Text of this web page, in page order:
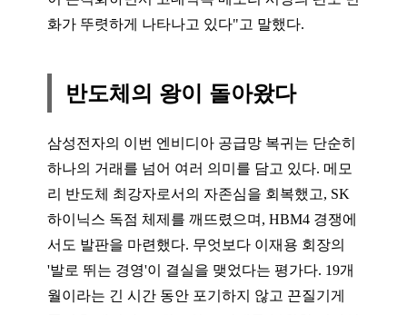
화가 뚜렷하게 나타나고 있다"고 말했다.
반도체의 왕이 돌아왔다
삼성전자의 이번 엔비디아 공급망 복귀는 단순히
하나의 거래를 넘어 여러 의미를 담고 있다. 메모
리 반도체 최강자로서의 자존심을 회복했고, SK
하이닉스 독점 체제를 깨뜨렸으며, HBM4 경쟁에
서도 발판을 마련했다. 무엇보다 이재용 회장의
'발로 뛰는 경영'이 결실을 맺었다는 평가다. 19개
월이라는 긴 시간 동안 포기하지 않고 끈질기게